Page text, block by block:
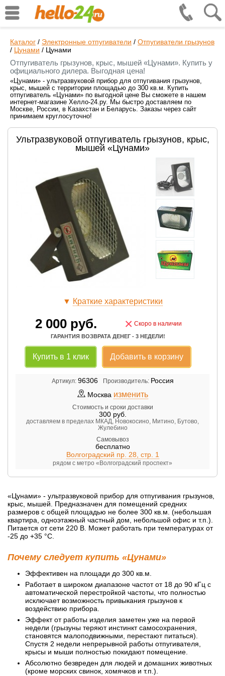
Каталог / Электронные отпугиватели / Отпугиватели грызунов
/ Цунами / Цунами
Отпугиватель грызунов, крыс, мышей «Цунами». Купить у
официального дилера. Выгодная цена!
«Цунами» - ультразвуковой прибор для отпугивания грызунов,
крыс, мышей с территории площадью до 300 кв.м. Купить
отпугиватель «Цунами» по выгодной цене Вы сможете в нашем
интернет-магазине Хелло-24.ру. Мы быстро доставляем по
Москве, России, в Казахстан и Беларусь. Заказы через сайт
принимаем круглосуточно!
Ультразвуковой отпугиватель грызунов, крыс,
мышей «Цунами»
▼ Краткие характеристики
2 000руб. × Скоро в наличии
ГАРАНТИЯ ВОЗВРАТА ДЕНЕГ - 3 НЕДЕЛИ!
Купить в 1 клик Добавить в корзину
Артикул: 96306 Производитель: Россия
Москва изменить
Стоимость и сроки доставки
300руб.
доставляем в пределах МКАД, Новокосино, Митино, Бутово,
Жулебино
Самовывоз
бесплатно
Волгоградский пр. 28, стр. 1
рядом с метро «Волгоградский проспект»
«Цунами» - ультразвуковой прибор для отпугивания грызунов,
крыс, мышей. Предназначен для помещений средних
размеров с общей площадью не более 300 кв.м. (небольшая
квартира, одноэтажный частный дом, небольшой офис и т.п.).
Питается от сети 220 В. Может работать при температурах от
-25 до +35 °С.
Почему следует купить «Цунами»
Эффективен на площади до 300 кв.м.
Работает в широком диапазоне частот от 18 до 90 кГц с
автоматической перестройкой частоты, что полностью
исключает возможность привыкания грызунов к
воздействию прибора.
Эффект от работы изделия заметен уже на первой
недели (грызуны теряют инстинкт самосохранения,
становятся малоподвижными, перестают питаться).
Спустя 2 недели непрерывной работы отпугивателя,
крысы и мыши полностью покидают помещение.
Абсолютно безвреден для людей и домашних животных
(кроме морских свинок, хомячков и т.п.).